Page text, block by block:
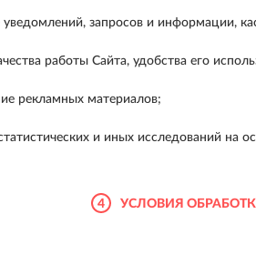
уведомлений, запросов и информации,
работы Сайта, удобства его
рекламных материалов;
и иных исследований на
4 УСЛОВИЯ